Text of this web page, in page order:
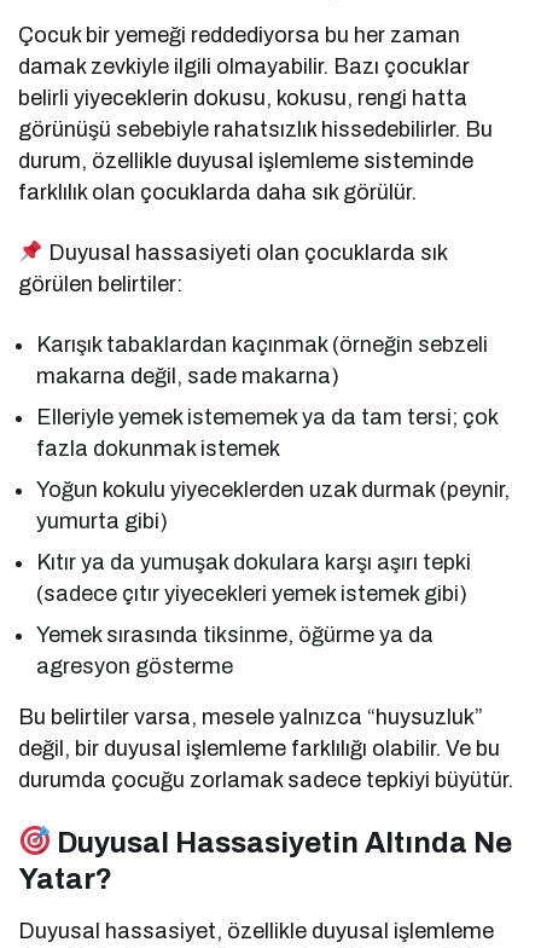
Çocuk bir yemeği reddediyorsa bu her zaman
damak zevkiyle ilgili olmayabilir. Bazı çocuklar
belirli yiyeceklerin dokusu, kokusu, rengi hatta
görünüşü sebebiyle rahatsızlık hissedebilirler. Bu
durum, özellikle duyusal işlemleme sisteminde
farklılık olan çocuklarda daha sık görülür.
Duyusal hassasiyeti olan çocuklarda sık
görülen belirtiler:
Karışık tabaklardan kaçınmak (örneğin sebzeli
makarna değil, sade makarna)
Elleriyle yemek istememek ya da tam tersi; çok
fazla dokunmak istemek
Yoğun kokulu yiyeceklerden uzak durmak (peynir,
yumurta gibi)
Kıtır ya da yumuşak dokulara karşı aşırı tepki
(sadece çıtır yiyecekleri yemek istemek gibi)
Yemek sırasında tiksinme, öğürme ya da
agresyon gösterme
Bu belirtiler varsa, mesele yalnızca “huysuzluk”
değil, bir duyusal işlemleme farklılığı olabilir. Ve bu
durumda çocuğu zorlamak sadece tepkiyi büyütür.
Duyusal Hassasiyetin Altında Ne
Yatar?
Duyusal hassasiyet, özellikle duyusal işlemleme